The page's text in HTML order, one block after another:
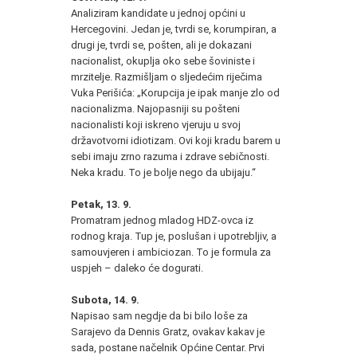
Analiziram kandidate u jednoj općini u
Hercegovini. Jedan je, tvrdi se, korumpiran, a
drugi je, tvrdi se, pošten, ali je dokazani
nacionalist, okuplja oko sebe šoviniste i
mrzitelje. Razmišljam o sljedećim riječima
Vuka Perišića: „Korupcija je ipak manje zlo od
nacionalizma. Najopasniji su pošteni
nacionalisti koji iskreno vjeruju u svoj
državotvorni idiotizam. Ovi koji kradu barem u
sebi imaju zrno razuma i zdrave sebičnosti.
Neka kradu. To je bolje nego da ubijaju.“
Petak, 13. 9.
Promatram jednog mladog HDZ-ovca iz
rodnog kraja. Tup je, poslušan i upotrebljiv, a
samouvjeren i ambiciozan. To je formula za
uspjeh – daleko će dogurati.
Subota, 14. 9.
Napisao sam negdje da bi bilo loše za
Sarajevo da Dennis Gratz, ovakav kakav je
sada, postane načelnik Općine Centar. Prvi